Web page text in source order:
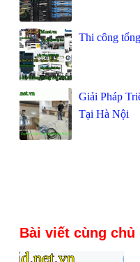
Thi công
Giải Pháp
Tại Hà Nội
Bài viết cùng chủ